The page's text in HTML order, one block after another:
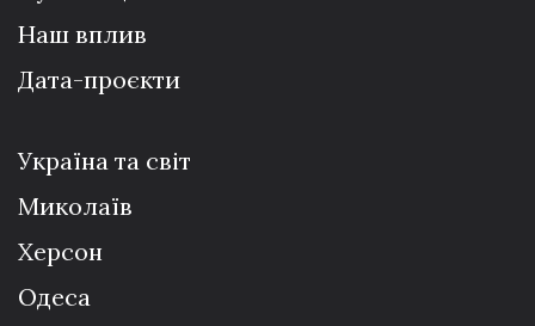
Наш вплив
Дата-проєкти
Україна та світ
Миколаїв
Херсон
Одеса